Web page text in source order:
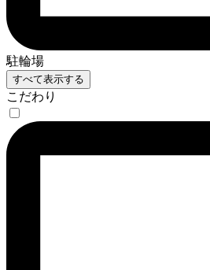
駐輪場
すべて表示する
こだわり